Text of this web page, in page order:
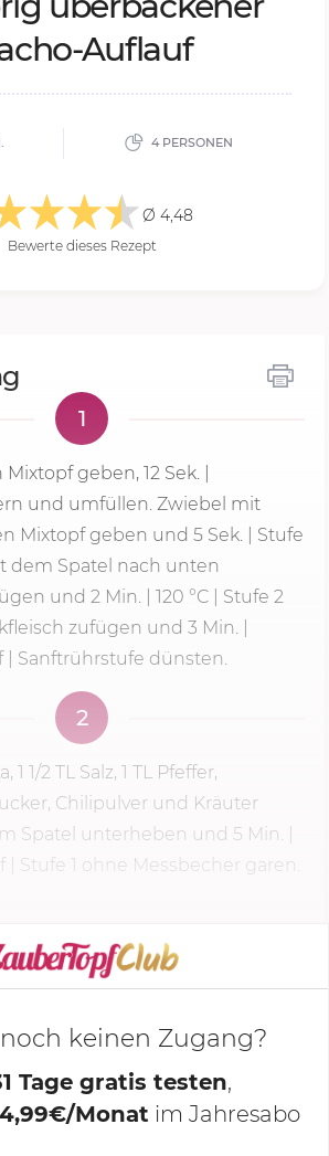
Auf­lauf
4 PERSONEN
Ø 4,48
Bewerte dieses Rezept
1
Mixtopf geben, 12 Sek.
und umfüllen. Zwiebel mit
Mixtopf geben und 5 Sek. | Stufe
dem Spatel nach unten
und 2 Min. 120 °C | Stufe 2
zufügen und 3 Min. |
| Sanftrührstufe dünsten.
2
1 1/2 TL Salz, 1 TL Pfeffer,
Chilipulver und Kräuter
Spatel unterheben und 5 Min.
| Stufe 1 ohne Messbecher garen.
STARTEN
keinen Zugang?
Tage gratis testen,
Monat im Jahresabo